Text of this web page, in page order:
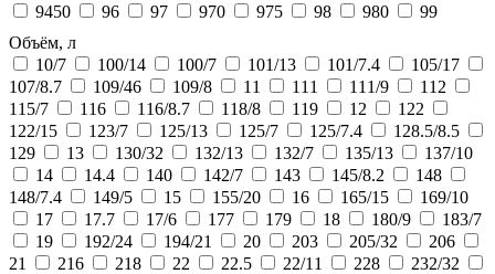
9450
96 97 970 975 98 980
99
Объём, л
10/7
100/14 100/7 101/13 101/7.4
105/17
107/8.7
109/46 109/8 11 111 111/9
112
115/7
116 116/8.7 118/8 119 12
122
122/15
123/7 125/13 125/7 125/7.4
128.5/8.5
129
13 130/32 132/13 132/7 135/13
137/10
14
14.4 140 142/7 143 145/8.2
148
148/7.4
149/5 15 155/20 16 165/15
169/10
17
17.7 17/6 177 179 18 180/9
183/7
19
192/24 194/21 20 203 205/32
206
21
216 218 22 22.5 22/11 228
232/32